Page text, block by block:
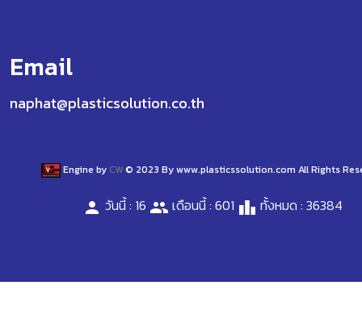
Email
naphat@plasticsolution.co.th
Engine by CW© 2023 By www.plasticssolution.com All Rights
person วันนี้ : 16 people เดือนนี้ : 601 leaderboard ทั้งหมด : 36384